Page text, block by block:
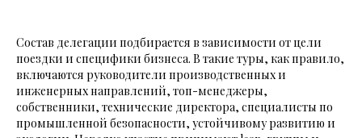
Состав делегации подбирается в зависимости от цели
поездки и специфики бизнеса. В такие туры, как правило,
включаются руководители производственных и
инженерных направлений, топ-менеджеры,
собственники, технические директора, специалисты по
промышленной безопасности, устойчивому развитию и